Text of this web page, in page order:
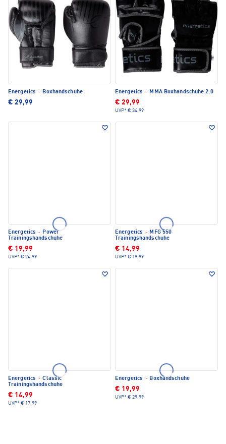
Energetics · Boxhandschuhe
€ 29,99
Energetics · MMA Boxhandschuhe 2.0
€ 29,99
UVP* € 34,99
Energetics · Power
Trainingshandschuhe
€ 19,99
UVP* € 24,99
Energetics · MFG 550
Trainingshandschuhe
€ 14,99
UVP* € 19,99
Energetics · Classic
Trainingshandschuhe
€ 14,99
UVP* € 17,99
Energetics · Boxhandschuhe
€ 19,99
UVP* € 29,99